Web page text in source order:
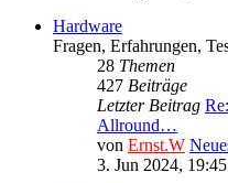
Hardware
Fragen, Erfahrungen,
28 Themen
427 Beiträge
Letzter Beitrag
Allround…
von Ernst.W
3. Jun 2024, 19:45